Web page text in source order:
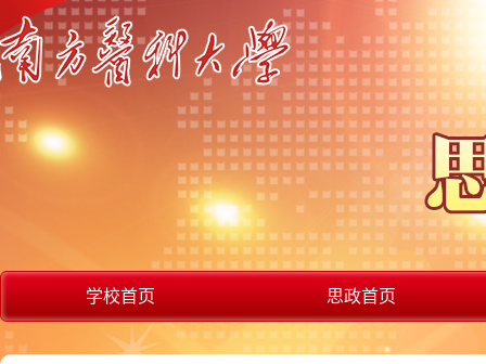
学校首页 思政首页